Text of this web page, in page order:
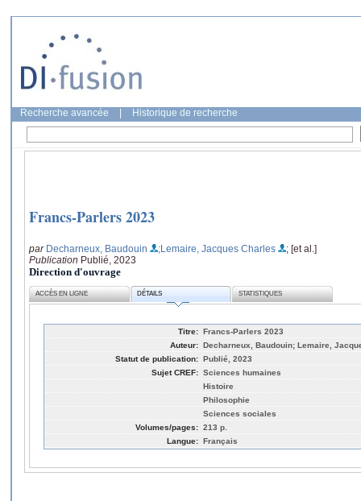
Recherche avancée Historique de recherche
Francs-Parlers 2023
par Decharneux, Baudouin ;Lemaire, Jacques Charles
; [et al.]
Publication Publié, 2023
Direction d'ouvrage
ACCÈS EN LIGNE DÉTAILS STATISTIQUES
Titre: Francs-Parlers 2023
Auteur: Decharneux, Baudouin; Lemaire,
Statut de publication: Publié, 2023
Sujet CREF: Sciences humaines
Histoire
Philosophie
Sciences sociales
Volumes/pages: 213 p.
Langue: Français